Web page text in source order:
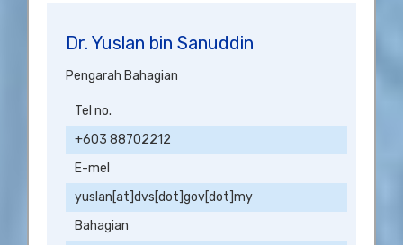
Dr. Yuslan bin Sanuddin
Pengarah Bahagian
Tel no.
+603 88702212
E-mel
yuslan[at]dvs[dot]gov[dot]my
Bahagian